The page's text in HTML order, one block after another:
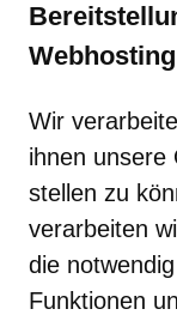
Webhosting
Wir
ihnen unsere
stellen zu
verarbeiten
die
Funktionen